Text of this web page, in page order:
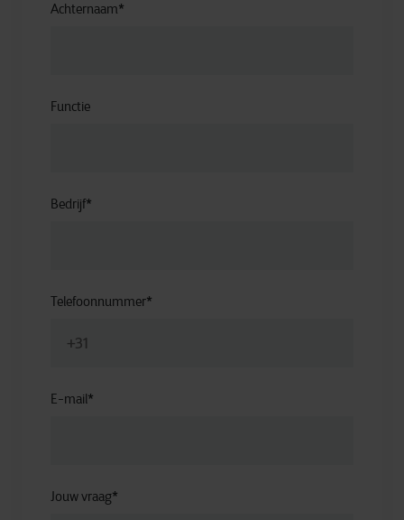
Achternaam*
Functie
Bedrijf*
Telefoonnummer*
E-mail*
Jouw vraag*